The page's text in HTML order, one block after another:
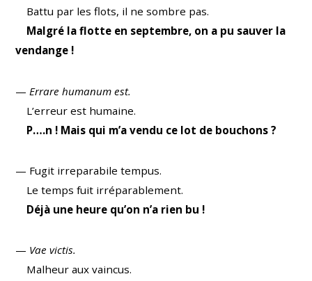
Battu par les flots, il ne sombre pas.
Malgré la flotte en septembre, on a pu sauver la
vendange !
— Errare humanum est.
L’erreur est humaine.
P….n ! Mais qui m’a vendu ce lot de bouchons ?
— Fugit irreparabile tempus.
Le temps fuit irréparablement.
Déjà une heure qu’on n’a rien bu !
— Vae victis.
Malheur aux vaincus.